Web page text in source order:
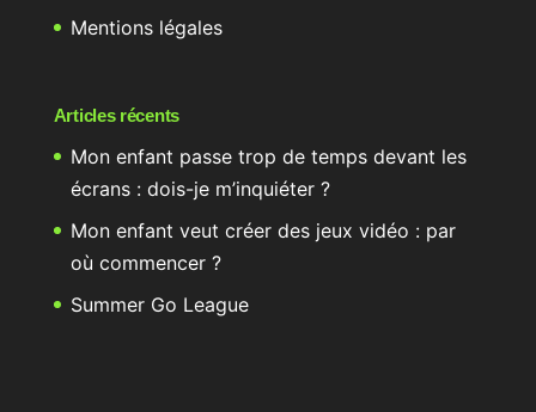
Mentions légales
Articles récents
Mon enfant passe trop de temps devant les
écrans : dois-je m’inquiéter ?
Mon enfant veut créer des jeux vidéo : par
où commencer ?
Summer Go League